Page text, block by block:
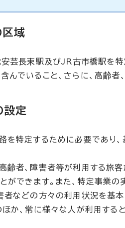
域
芸長束駅及びJR古市橋駅を
んでいること、さらに、高齢者
定
を特定するために必要であり
齢者、障害者等が利用する旅
ができます。また、特定事業の
者などの方々の利用状況を基
ほか、常に様々な人が利用す